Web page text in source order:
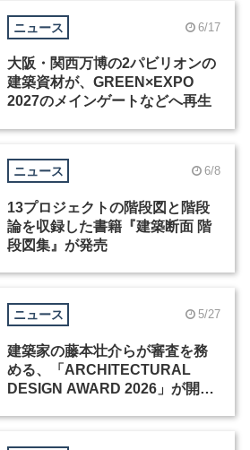
ニュース 6/17
大阪・関西万博の2パビリオンの
建築資材が、GREEN×EXPO
2027のメインゲートなどへ再生
ニュース 6/8
13プロジェクトの階段図と階段
論を収録した書籍『建築断面 階
段図集』が発売
ニュース 5/27
建築家の藤本壮介らが審査を務
める、「ARCHITECTURAL
DESIGN AWARD 2026」が開催